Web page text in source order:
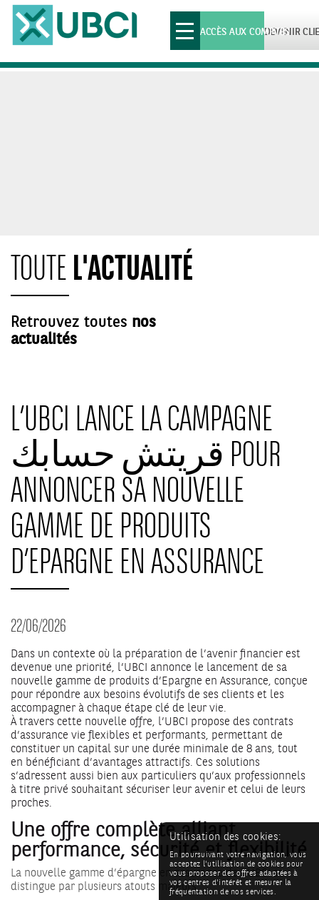
Toggle
navigationDEVENIR
ACCÈS AUX COMPTES
TOUTEL'ACTUALITÉ
Retrouvez toutes nos
actualités
L’UBCI LANCE LA CAMPAGNE
قريتش حسابك POUR
ANNONCER SA NOUVELLE
GAMME DE PRODUITS
D’EPARGNE EN ASSURANCE
22/06/2026
Dans un contexte où la préparation de l’avenir financier est
devenue une priorité, l’UBCI annonce le lancement de sa
nouvelle gamme de produits d’Epargne en Assurance, conçue
pour répondre aux besoins évolutifs de ses clients et les
accompagner à chaque étape clé de leur vie.
À travers cette nouvelle offre, l’UBCI propose des contrats
d’assurance vie flexibles et performants, permettant de
constituer un capital sur une durée minimale de 8 ans, tout
en bénéficiant d’avantages attractifs. Ces solutions
s’adressent aussi bien aux particuliers qu’aux professionnels
à titre privé souhaitant sécuriser leur avenir et celui de leurs
proches.
Une offre complète alliant
performance, sécurité et flexibilité
La nouvelle gamme d’épargne en assurance de l’UBCI se
distingue par plusieurs atouts majeurs :
Utilisation des cookies:
En poursuivant votre navigation, vous
acceptez l'utilisation de cookies pour
vous proposer des offres adaptées à
vos centres d'intérêt et mesurer la
fréquentation de nos services.